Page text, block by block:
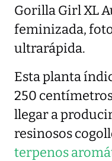
Gorilla Girl XL
feminizada,
ultrarápida.
Esta planta
250
llegar a
resinosos
terpenos